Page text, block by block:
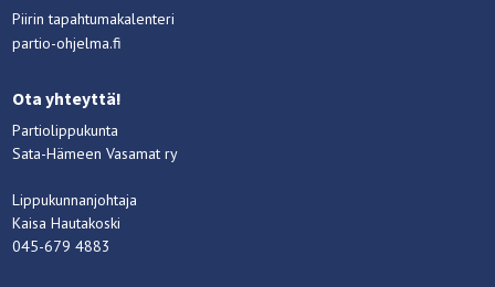
Piirin tapahtumakalenteri
partio-ohjelma.fi
Ota yhteyttä!
Partiolippukunta
Sata-Hämeen Vasamat ry
Lippukunnanjohtaja
Kaisa Hautakoski
045-679 4883